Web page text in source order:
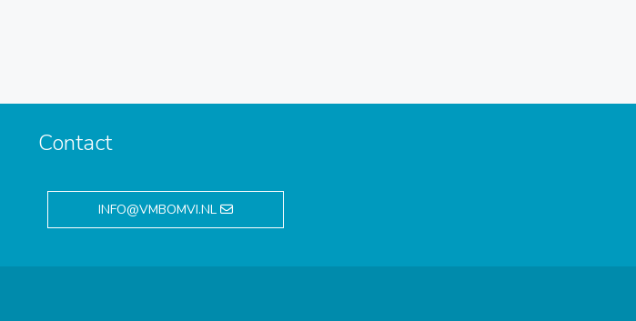
Contact
INFO@VMBOMVI.NL